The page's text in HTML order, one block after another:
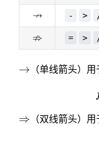
\nrightarrow
↛ - >
\nRightarrow
⇏ = >
\rightarrow
→ （单线箭头）
\Rightarrow
⇒ （双线箭头）